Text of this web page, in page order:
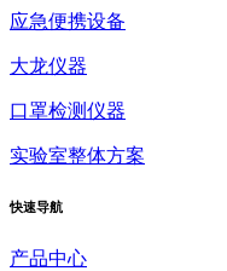
应急便携设备
大龙仪器
口罩检测仪器
实验室整体方案
快速导航
产品中心